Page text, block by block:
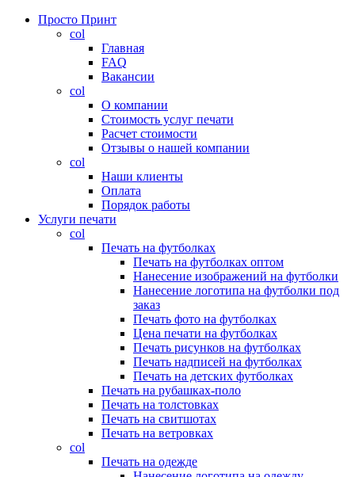
Просто Принт
col
Главная
FAQ
Вакансии
col
О компании
Стоимость услуг печати
Расчет стоимости
Отзывы о нашей компании
col
Наши клиенты
Оплата
Порядок работы
Услуги печати
col
Печать на футболках
Печать на футболках оптом
Нанесение изображений на футболки
Нанесение логотипа на футболки под
заказ
Печать фото на футболках
Цена печати на футболках
Печать рисунков на футболках
Печать надписей на футболках
Печать на детских футболках
Печать на рубашках-поло
Печать на толстовках
Печать на свитшотах
Печать на ветровках
col
Печать на одежде